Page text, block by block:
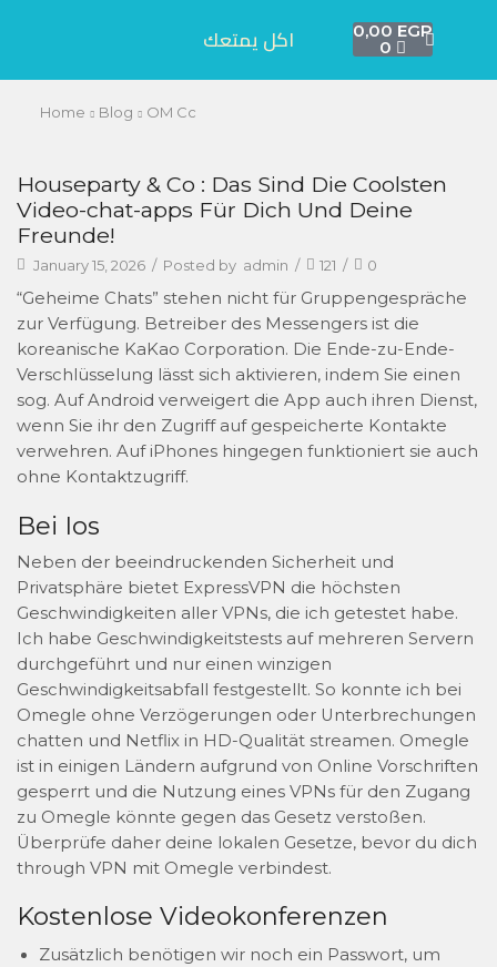
اكل يمتعك 0,00 EGP
0
Home Blog OM Cc
Houseparty & Co : Das Sind Die Coolsten
Video-chat-apps Für Dich Und Deine
Freunde!
January 15, 2026 / Posted by admin / 121 / 0
“Geheime Chats” stehen nicht für Gruppengespräche
zur Verfügung. Betreiber des Messengers ist die
koreanische KaKao Corporation. Die Ende-zu-Ende-
Verschlüsselung lässt sich aktivieren, indem Sie einen
sog. Auf Android verweigert die App auch ihren Dienst,
wenn Sie ihr den Zugriff auf gespeicherte Kontakte
verwehren. Auf iPhones hingegen funktioniert sie auch
ohne Kontaktzugriff.
Bei Ios
Neben der beeindruckenden Sicherheit und
Privatsphäre bietet ExpressVPN die höchsten
Geschwindigkeiten aller VPNs, die ich getestet habe.
Ich habe Geschwindigkeitstests auf mehreren Servern
durchgeführt und nur einen winzigen
Geschwindigkeitsabfall festgestellt. So konnte ich bei
Omegle ohne Verzögerungen oder Unterbrechungen
chatten und Netflix in HD-Qualität streamen. Omegle
ist in einigen Ländern aufgrund von Online Vorschriften
gesperrt und die Nutzung eines VPNs für den Zugang
zu Omegle könnte gegen das Gesetz verstoßen.
Überprüfe daher deine lokalen Gesetze, bevor du dich
through VPN mit Omegle verbindest.
Kostenlose Videokonferenzen
Zusätzlich benötigen wir noch ein Passwort, um